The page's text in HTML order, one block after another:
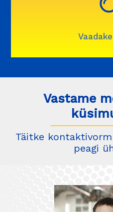
Vastame
Täitke
peagi